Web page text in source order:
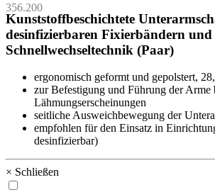
356.200
Kunststoffbeschichtete
desinfizierbaren Fixierbändern und
Schnellwechseltechnik (Paar)
ergonomisch geformt und gepolstert,
zur Befestigung und Führung der Arme
Lähmungserscheinungen
seitliche Ausweichbewegung der
empfohlen für den Einsatz in
desinfizierbar)
× Schließen